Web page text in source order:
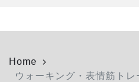
Home
ウォーキング・表情筋ト